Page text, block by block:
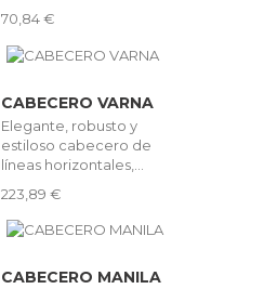
70,84 €
CABECERO VARNA
Elegante, robusto y
estiloso cabecero de
líneas horizontales,...
223,89 €
CABECERO MANILA